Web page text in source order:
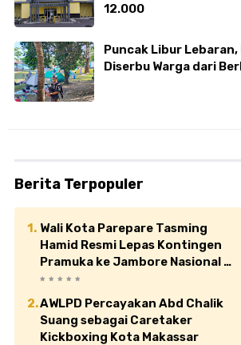
12.000
Puncak Libur
Diserbu Warga dari
Berita Terpopuler
Wali Kota Parepare Tasming
Hamid Resmi Lepas Kontingen
Pramuka ke Jambore Nasional XII
di Cibubur
AWLPD Percayakan Abd Chalik
Suang sebagai Caretaker
Kickboxing Kota Makassar